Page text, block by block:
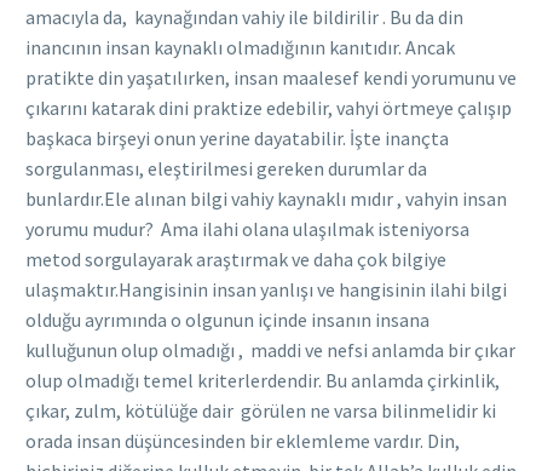
amacıyla da, kaynağından vahiy ile bildirilir . Bu da din
inancının insan kaynaklı olmadığının kanıtıdır. Ancak
pratikte din yaşatılırken, insan maalesef kendi yorumunu ve
çıkarını katarak dini praktize edebilir, vahyi örtmeye çalışıp
başkaca birşeyi onun yerine dayatabilir. İşte inançta
sorgulanması, eleştirilmesi gereken durumlar da
bunlardır.Ele alınan bilgi vahiy kaynaklı mıdır , vahyin insan
yorumu mudur? Ama ilahi olana ulaşılmak isteniyorsa
metod sorgulayarak araştırmak ve daha çok bilgiye
ulaşmaktır.Hangisinin insan yanlışı ve hangisinin ilahi bilgi
olduğu ayrımında o olgunun içinde insanın insana
kulluğunun olup olmadığı , maddi ve nefsi anlamda bir çıkar
olup olmadığı temel kriterlerdendir. Bu anlamda çirkinlik,
çıkar, zulm, kötülüğe dair görülen ne varsa bilinmelidir ki
orada insan düşüncesinden bir eklemleme vardır. Din,